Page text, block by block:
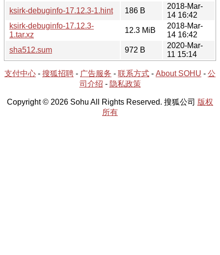
ksirk-debuginfo-17.12.3-1.hint
186 B
2018-Mar-
14 16:42
ksirk-debuginfo-17.12.3-
1.tar.xz
12.3 MiB
2018-Mar-
14 16:42
sha512.sum
972 B
2020-Mar-
11 15:14
支付中心 - 搜狐招聘 - 广告服务 - 联系方式 - About SOHU - 公
司介绍 - 隐私政策
Copyright © 2026 Sohu All Rights Reserved. 搜狐公司 版权
所有